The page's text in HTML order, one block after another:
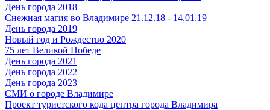
День города 2018
Снежная магия во Владимире 21.12.18 - 14.01.19
День города 2019
Новый год и Рождество 2020
75 лет Великой Победе
День города 2021
День города 2022
День города 2023
СМИ о городе Владимире
Проект туристского кода центра города Владимира